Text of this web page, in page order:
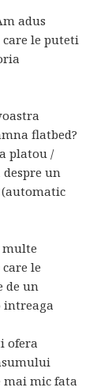
adus
care le puteti
flatbed?
platou /
un
(automatic
multe
le
de un
intreaga
ofera
mai mic fata